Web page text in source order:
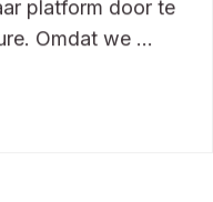
platform door te
Omdat we ...